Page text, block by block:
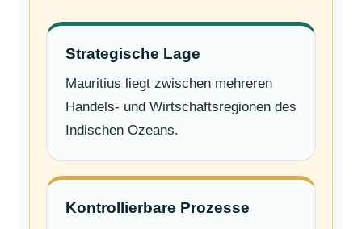
Strategische Lage
Mauritius liegt zwischen mehreren
Handels- und Wirtschaftsregionen des
Indischen Ozeans.
Kontrollierbare Prozesse